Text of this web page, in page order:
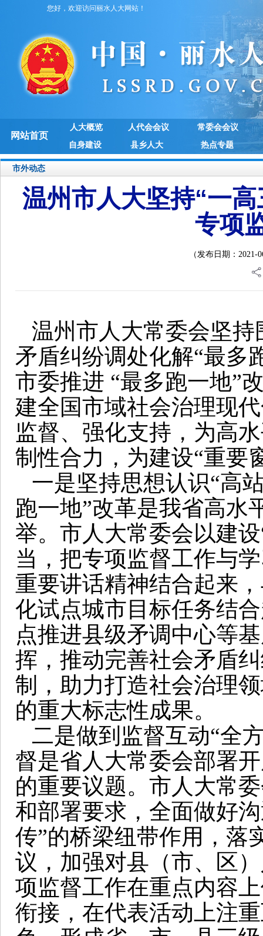
您好，欢迎访问丽水人大网站！
网站首页
人大概览 人代会会议
常委会会议
自身建设
县乡人大 热点专题
市外动态
温州市人大坚持“一
专项
（发布日期：
温州市人大常委会坚
矛盾纠纷调处化解“最多
市委推进 “最多跑一地”
建全国市域社会治理现
监督、强化支持，为高
制性合力，为建设“重要
一是坚持思想认识“高
跑一地”改革是我省高水
举。市人大常委会以建
当，把专项监督工作与
重要讲话精神结合起来
化试点城市目标任务结
点推进县级矛调中心等
挥，推动完善社会矛盾
制，助力打造社会治理
的重大标志性成果。
二是做到监督互动“全
督是省人大常委会部署
的重要议题。市人大常
和部署要求，全面做好
传”的桥梁纽带作用，落
议，加强对县（市、区
项监督工作在重点内容
衔接，在代表活动上注